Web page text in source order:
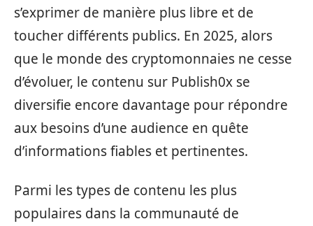
s’exprimer de manière plus libre et de
toucher différents publics. En 2025, alors
que le monde des cryptomonnaies ne cesse
d’évoluer, le contenu sur Publish0x se
diversifie encore davantage pour répondre
aux besoins d’une audience en quête
d’informations fiables et pertinentes.
Parmi les types de contenu les plus
populaires dans la communauté de